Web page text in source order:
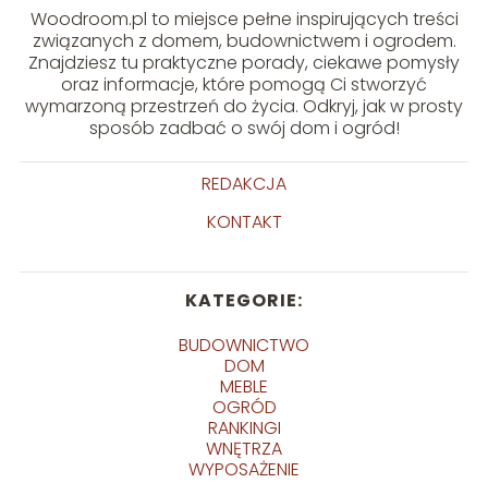
Woodroom.pl to miejsce pełne inspirujących treści
związanych z domem, budownictwem i ogrodem.
Znajdziesz tu praktyczne porady, ciekawe pomysły
oraz informacje, które pomogą Ci stworzyć
wymarzoną przestrzeń do życia. Odkryj, jak w prosty
sposób zadbać o swój dom i ogród!
REDAKCJA
KONTAKT
KATEGORIE:
BUDOWNICTWO
DOM
MEBLE
OGRÓD
RANKINGI
WNĘTRZA
WYPOSAŻENIE